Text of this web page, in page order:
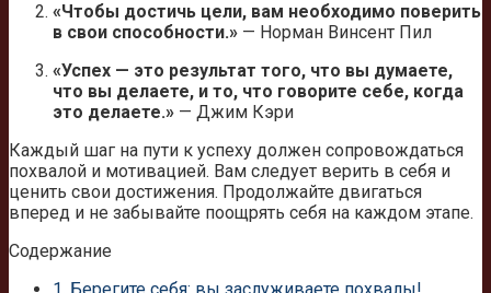
«Чтобы достичь цели, вам необходимо поверить
в свои способности.» — Норман Винсент Пил
«Успех — это результат того, что вы думаете,
что вы делаете, и то, что говорите себе, когда
это делаете.» — Джим Кэри
Каждый шаг на пути к успеху должен сопровождаться
похвалой и мотивацией. Вам следует верить в себя и
ценить свои достижения. Продолжайте двигаться
вперед и не забывайте поощрять себя на каждом этапе.
Содержание